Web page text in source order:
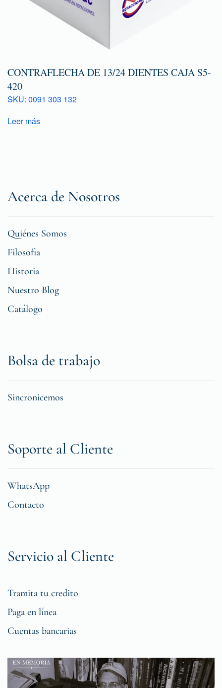
CONTRAFLECHA DE 13/24 DIENTES CAJA S5-
420
SKU: 0091 303 132
Leer más
Acerca de Nosotros
Quiénes Somos
Filosofia
Historia
Nuestro Blog
Catálogo
Bolsa de trabajo
Sincronicemos
Soporte al Cliente
WhatsApp
Contacto
Servicio al Cliente
Tramita tu credito
Paga en línea
Cuentas bancarias